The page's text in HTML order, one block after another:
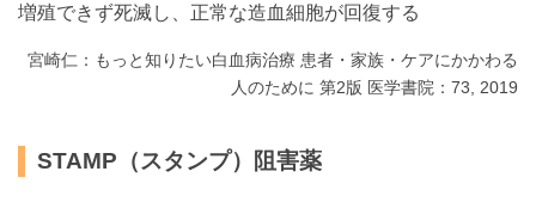
増殖できず死滅し、正常な造血細胞が回復する
宮崎仁：もっと知りたい白血病治療 患者・家族・ケアにかかわる
人のために 第2版 医学書院：73, 2019
STAMP（スタンプ）阻害薬